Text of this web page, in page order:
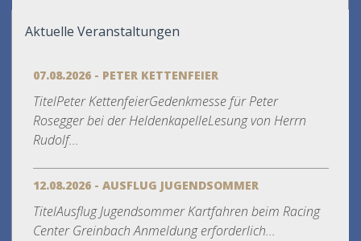
Aktuelle Veranstaltungen
07.08.2026 - PETER KETTENFEIER
TitelPeter KettenfeierGedenkmesse für Peter
Rosegger bei der HeldenkapelleLesung von Herrn
Rudolf...
12.08.2026 - AUSFLUG JUGENDSOMMER
TitelAusflug Jugendsommer Kartfahren beim Racing
Center Greinbach Anmeldung erforderlich...